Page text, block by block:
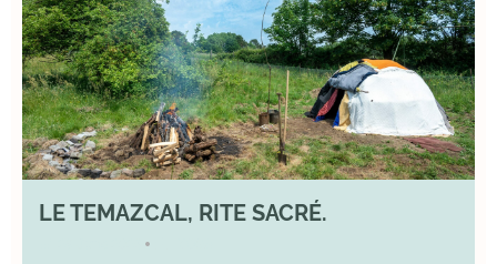
LE TEMAZCAL, RITE SACRÉ.
•